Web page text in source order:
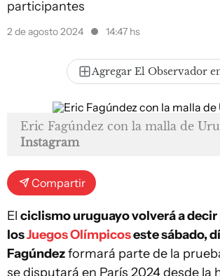
participantes
2 de agosto 2024 14:47 hs
Agregar El Observador
Eric Fagúndez con la malla de
Instagram
Compartir
El ciclismo uruguayo volverá a
losJuegos Olímpicoseste sábado,
Fagúndezformará parte de la
se disputará en París 2024 desde la